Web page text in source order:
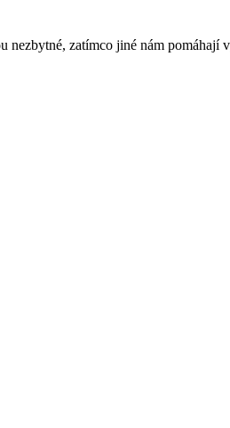
zatímco jiné nám